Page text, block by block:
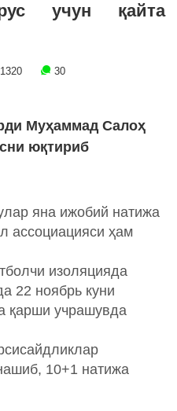
учун қайта
1320 30
Муҳаммад Салоҳ
юқтириб
яна ижобий натижа
ассоциацияси ҳам
изоляцияда
22 ноябрь куни
қарши учрашувда
10+1 натижа